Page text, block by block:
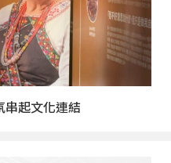
串起文化連結